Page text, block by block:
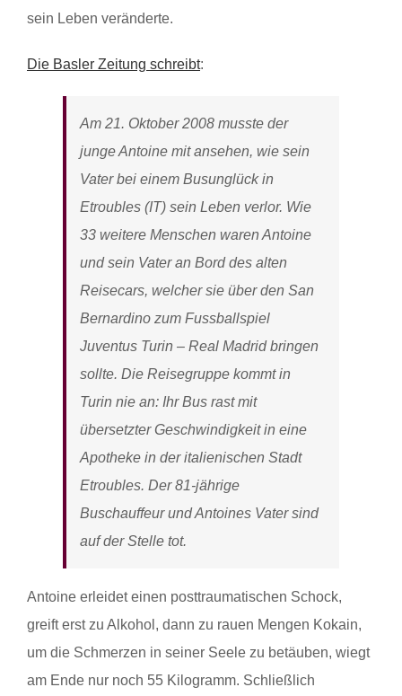
sein Leben veränderte.
Die Basler Zeitung schreibt:
Am 21. Oktober 2008 musste der
junge Antoine mit ansehen, wie sein
Vater bei einem Busunglück in
Etroubles (IT) sein Leben verlor. Wie
33 weitere Menschen waren Antoine
und sein Vater an Bord des alten
Reisecars, welcher sie über den San
Bernardino zum Fussballspiel
Juventus Turin – Real Madrid bringen
sollte. Die Reisegruppe kommt in
Turin nie an: Ihr Bus rast mit
übersetzter Geschwindigkeit in eine
Apotheke in der italienischen Stadt
Etroubles. Der 81-jährige
Buschauffeur und Antoines Vater sind
auf der Stelle tot.
Antoine erleidet einen posttraumatischen Schock,
greift erst zu Alkohol, dann zu rauen Mengen Kokain,
um die Schmerzen in seiner Seele zu betäuben, wiegt
am Ende nur noch 55 Kilogramm. Schließlich